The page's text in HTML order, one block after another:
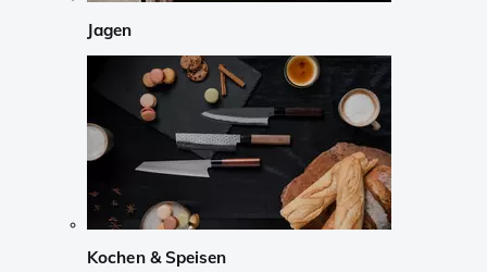
Jagen
Kochen & Speisen